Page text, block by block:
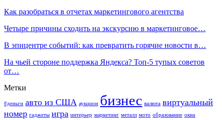
Как разобраться в отчетах маркетингового агентства
Четыре причины сходить на экскурсию в маркетинговое…
В эпицентре событий: как превратить горячие новости в…
На чьей стороне поддержка Яндекса? Топ-5 тупых советов
от…
Метки
#деньги авто из США аукцион бизнес валюта виртуальный
номер гаджеты игра интерьер маркетинг металл мото образование окна